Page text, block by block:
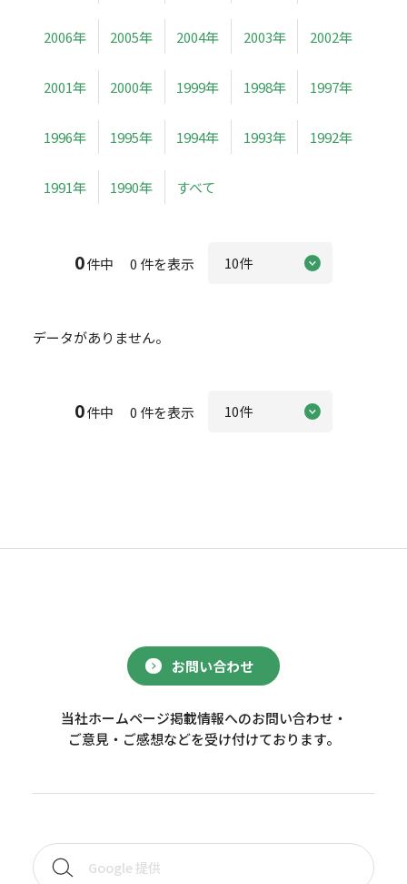
2006年 2005年 2004年 2003年 2002年
2001年 2000年 1999年 1998年 1997年
1996年 1995年 1994年 1993年 1992年
1991年 1990年 すべて
0件中 0 件を表示
データがありません。
0件中 0 件を表示
お問い合わせ
当社ホームページ掲載情報へのお問い合わせ・
ご意見・ご感想などを受け付けております。